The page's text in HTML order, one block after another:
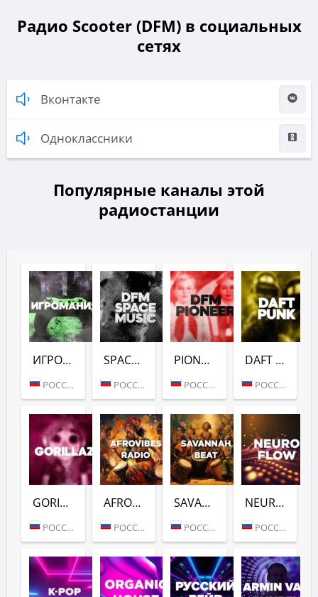
Радио Scooter (DFM) в социальных
сетях
Вконтакте
Одноклассники
Популярные каналы этой
радиостанции
ИГРОМАНИЯ (DFM)
РОССИЯ (МОСКВА)
SPACE (DFM)
РОССИЯ (МОСКВА)
PIONEER (DFM)
РОССИЯ (МОСКВА)
DAFT PUNK (DFM)
РОССИЯ (МОСКВА)
GORILLAZ (DFM)
РОССИЯ (МОСКВА)
AFROVIBES RADIO (DFM)
РОССИЯ (МОСКВА)
SAVANNAH BEAT (DFM)
РОССИЯ (МОСКВА)
NEURO FLOW (DFM)
РОССИЯ (МОСКВА)